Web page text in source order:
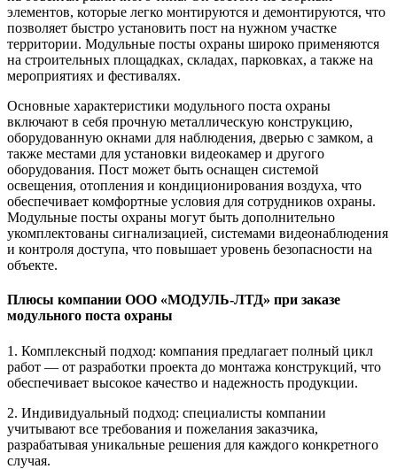
элементов, которые легко монтируются и демонтируются, что
позволяет быстро установить пост на нужном участке
территории. Модульные посты охраны широко применяются
на строительных площадках, складах, парковках, а также на
мероприятиях и фестивалях.
Основные характеристики модульного поста охраны
включают в себя прочную металлическую конструкцию,
оборудованную окнами для наблюдения, дверью с замком, а
также местами для установки видеокамер и другого
оборудования. Пост может быть оснащен системой
освещения, отопления и кондиционирования воздуха, что
обеспечивает комфортные условия для сотрудников охраны.
Модульные посты охраны могут быть дополнительно
укомплектованы сигнализацией, системами видеонаблюдения
и контроля доступа, что повышает уровень безопасности на
объекте.
Плюсы компании ООО «МОДУЛЬ-ЛТД» при заказе
модульного поста охраны
1. Комплексный подход: компания предлагает полный цикл
работ — от разработки проекта до монтажа конструкций, что
обеспечивает высокое качество и надежность продукции.
2. Индивидуальный подход: специалисты компании
учитывают все требования и пожелания заказчика,
разрабатывая уникальные решения для каждого конкретного
случая.